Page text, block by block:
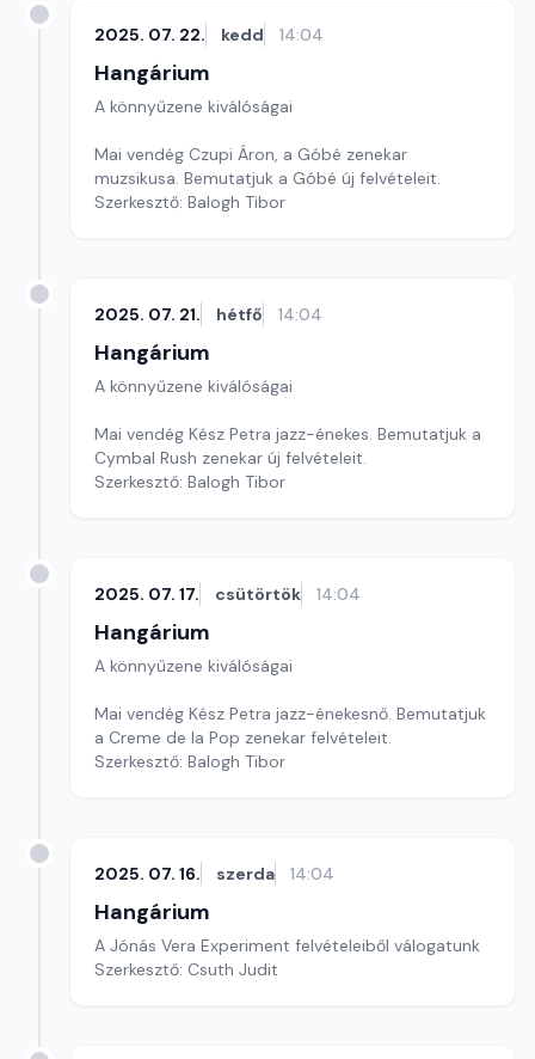
2025. 07. 22. kedd 14:04
Hangárium
A könnyűzene kiválóságai
Mai vendég Czupi Áron, a Góbé zenekar
muzsikusa. Bemutatjuk a Góbé új felvételeit.
Szerkesztő: Balogh Tibor
2025. 07. 21. hétfő 14:04
Hangárium
A könnyűzene kiválóságai
Mai vendég Kész Petra jazz-énekes. Bemutatjuk a
Cymbal Rush zenekar új felvételeit.
Szerkesztő: Balogh Tibor
2025. 07. 17. csütörtök 14:04
Hangárium
A könnyűzene kiválóságai
Mai vendég Kész Petra jazz-énekesnő. Bemutatjuk
a Creme de la Pop zenekar felvételeit.
Szerkesztő: Balogh Tibor
2025. 07. 16. szerda 14:04
Hangárium
A Jónás Vera Experiment felvételeiből válogatunk
Szerkesztő: Csuth Judit